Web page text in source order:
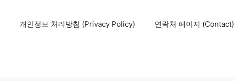
개인정보 처리방침 (Privacy Policy) 연락처 페이지 (Contact)